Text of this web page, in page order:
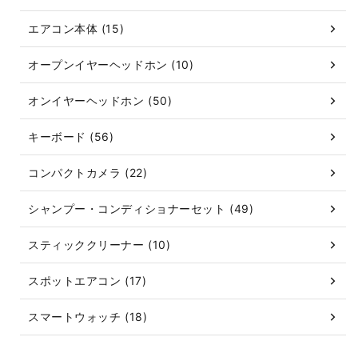
エアコン本体 (15)
オープンイヤーヘッドホン (10)
オンイヤーヘッドホン (50)
キーボード (56)
コンパクトカメラ (22)
シャンプー・コンディショナーセット (49)
スティッククリーナー (10)
スポットエアコン (17)
スマートウォッチ (18)